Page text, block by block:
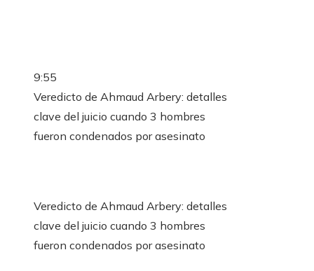
9:55
Veredicto de Ahmaud Arbery: detalles
clave del juicio cuando 3 hombres
fueron condenados por asesinato
Veredicto de Ahmaud Arbery: detalles
clave del juicio cuando 3 hombres
fueron condenados por asesinato